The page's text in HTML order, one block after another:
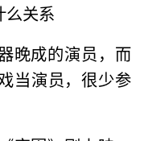
么关系
晚成的演员，而
当演员，很少参